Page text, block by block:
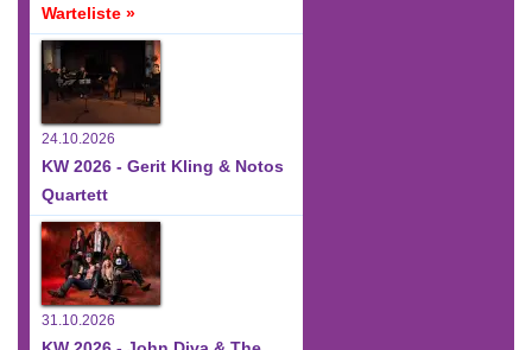
Warteliste »
24.10.2026
KW 2026 - Gerit Kling & Notos
Quartett
31.10.2026